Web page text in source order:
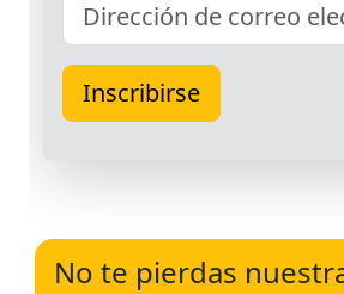
No te pierdas